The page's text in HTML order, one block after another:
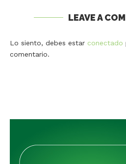
LEAVE A
Lo siento, debes estar conectado
comentario.